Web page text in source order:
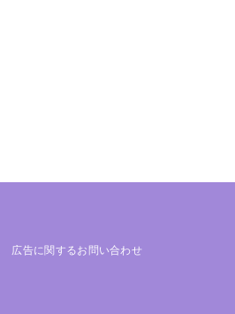
広告に関するお問い合わせ